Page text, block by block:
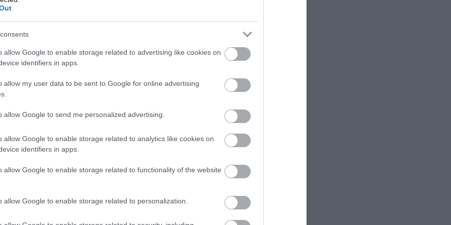
allow Google to enable storage related to advertising like cookies on
identifiers in apps.
allow my user data to be sent to Google for online advertising
allow Google to send me personalized advertising.
allow Google to enable storage related to analytics like cookies on
identifiers in apps.
allow Google to enable storage related to functionality of the website
allow Google to enable storage related to personalization.